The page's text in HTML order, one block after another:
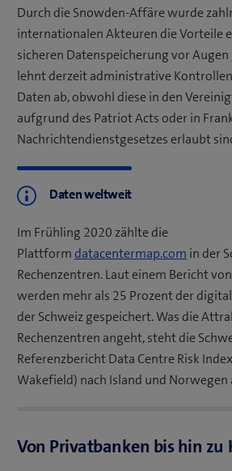
Durch die Snowden-Affäre wurde
internationalen Akteuren die Vorteile
sicheren Datenspeicherung vor
lehnt derzeit administrative
Daten ab, obwohl diese in den
aufgrund des Patriot Acts oder in
Nachrichtendienstgesetzes erlaubt
Daten weltweit
Im Frühling 2020 zählte die
Plattformdatacentermap.com in der
Rechenzentren. Laut einem Bericht
werden mehr als 25 Prozent der
der Schweiz gespeichert. Was die
Rechenzentren angeht, steht die
Referenzbericht Data Centre Risk
Wakefield) nach Island und
Von Privatbanken bis hin zu